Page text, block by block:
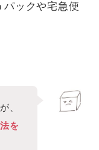
パックや宅急便
、
を